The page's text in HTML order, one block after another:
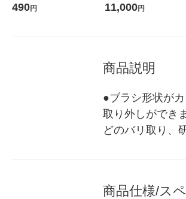
コウォーター）2L ラベルレ
490円
堂 おまけ付き
11,000円
商品説明
●ブラシ形状が
取り外しができ
どのバリ取り、
商品仕様/ス